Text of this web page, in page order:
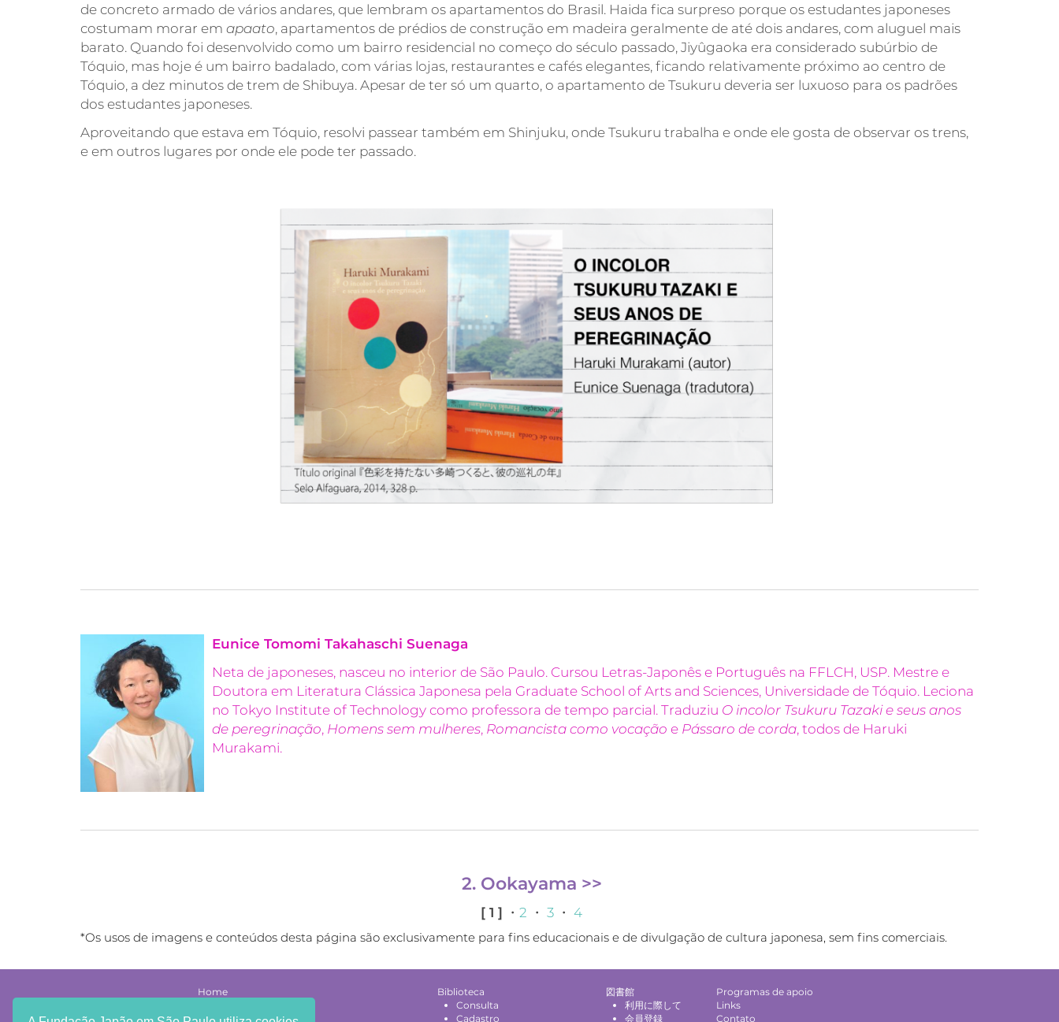
de concreto armado de vários andares, que lembram os apartamentos do Brasil. Haida fica surpreso porque os estudantes japoneses
costumam morar em apaato, apartamentos de prédios de construção em madeira geralmente de até dois andares, com aluguel mais
barato. Quando foi desenvolvido como um bairro residencial no começo do século passado, Jiyûgaoka era considerado subúrbio de
Tóquio, mas hoje é um bairro badalado, com várias lojas, restaurantes e cafés elegantes, ficando relativamente próximo ao centro de
Tóquio, a dez minutos de trem de Shibuya. Apesar de ter só um quarto, o apartamento de Tsukuru deveria ser luxuoso para os padrões
dos estudantes japoneses.
Aproveitando que estava em Tóquio, resolvi passear também em Shinjuku, onde Tsukuru trabalha e onde ele gosta de observar os trens,
e em outros lugares por onde ele pode ter passado.
Eunice Tomomi Takahaschi Suenaga
Neta de japoneses, nasceu no interior de São Paulo. Cursou Letras-Japonês e Português na FFLCH, USP. Mestre e
Doutora em Literatura Clássica Japonesa pela Graduate School of Arts and Sciences, Universidade de Tóquio. Leciona
no Tokyo Institute of Technology como professora de tempo parcial. Traduziu O incolor Tsukuru Tazaki e seus anos
de peregrinação, Homens sem mulheres, Romancista como vocação e Pássaro de corda, todos de Haruki
Murakami.
2. Ookayama >>
[ 1 ] ・ 2 ・ 3 ・ 4
*Os usos de imagens e conteúdos desta página são exclusivamente para fins educacionais e de divulgação de cultura japonesa, sem fins comerciais.
Home
Agenda
Biblioteca
Consulta
Cadastro
図書館
利用に際して
会員登録
Programas de apoio
Links
Contato